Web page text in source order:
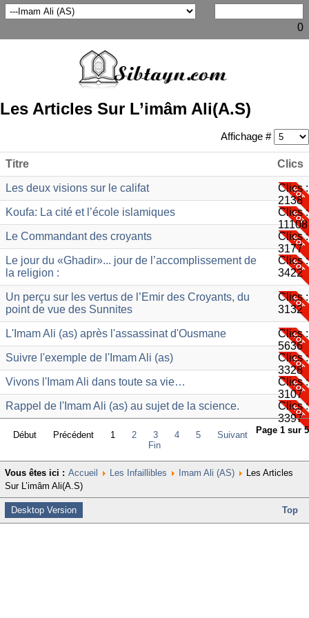
0
Les Articles Sur L’imâm Ali(A.S)
Affichage #
Titre Clics
Les deux visions sur le califat
Clics :
2138
Koufa: La cité et l’école islamiques
Clics :
11108
Le Commandant des croyants
Clics :
3177
Le jour du «Ghadir»... jour de l’accomplissement de
la religion :
Clics :
3422
Un perçu sur les vertus de l’Emir des Croyants, du
point de vue des Sunnites
Clics :
3132
L'Imam Ali (as) après l'assassinat d'Ousmane
Clics :
5636
Suivre l'exemple de l'Imam Ali (as)
Clics :
3328
Vivons l'Imam Ali dans toute sa vie…
Clics :
3107
Rappel de l'Imam Ali (as) au sujet de la science.
Clics :
3397
Page 1 sur 5
Début Précédent 1 2 3 4 5
Suivant
Fin
Vous êtes ici : Accueil Les Infaillibles Imam Ali (AS)
Les Articles
Sur L’imâm Ali(A.S)
Desktop Version Top